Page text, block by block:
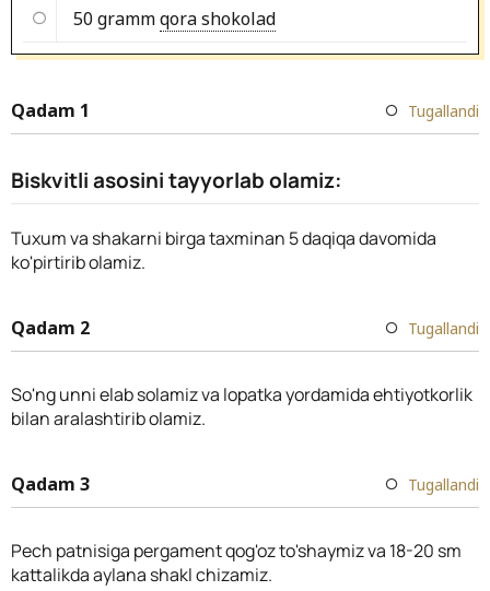
50 grammqora shokolad
Qadam 1 Tugallandi
Biskvitli asosini tayyorlab olamiz:
Tuxum va shakarni birga taxminan 5 daqiqa davomida
ko'pirtirib olamiz.
Qadam 2 Tugallandi
So'ng unni elab solamiz va lopatka yordamida ehtiyotkorlik
bilan aralashtirib olamiz.
Qadam 3 Tugallandi
Pech patnisiga pergament qog'oz to'shaymiz va 18-20 sm
kattalikda aylana shakl chizamiz.